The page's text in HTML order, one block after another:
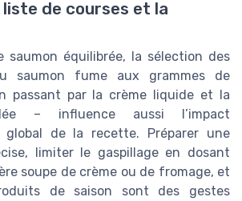
de courses et la
saumon équilibrée, la sélection des
saumon fume aux grammes de
passant par la crème liquide et la
– influence aussi l’impact
global de la recette. Préparer une
limiter le gaspillage en dosant
soupe de crème ou de fromage, et
de saison sont des gestes